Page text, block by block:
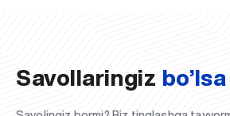
Savollaringiz